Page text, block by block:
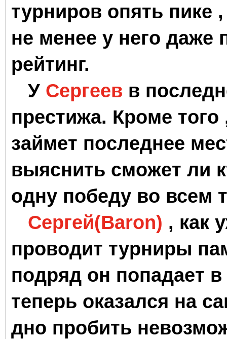
турниров опять пике
не менее у него даже
рейтинг.
У Сергеев в
престижа. Кроме
займет последнее
выяснить сможет ли
одну победу во всем
Сергей(Baron) , как
проводит турниры
подряд он попадает
теперь оказался на
дно пробить